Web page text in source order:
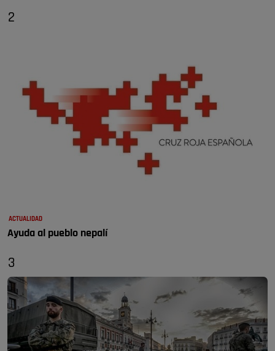
2
ACTUALIDAD
Ayuda al pueblo nepalí
3